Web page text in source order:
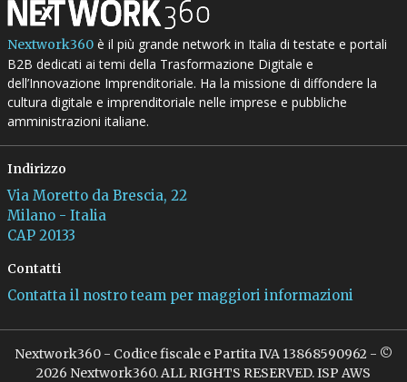
Nextwork360è il più grande network in Italia di testate e portali
B2B dedicati ai temi della Trasformazione Digitale e
dell’Innovazione Imprenditoriale. Ha la missione di diffondere la
cultura digitale e imprenditoriale nelle imprese e pubbliche
amministrazioni italiane.
Indirizzo
Via Moretto da Brescia, 22
Milano - Italia
CAP 20133
Contatti
Contatta il nostro team per maggiori informazioni
Nextwork360 - Codice fiscale e Partita IVA 13868590962 - ©
2026 Nextwork360. ALL RIGHTS RESERVED. ISP AWS